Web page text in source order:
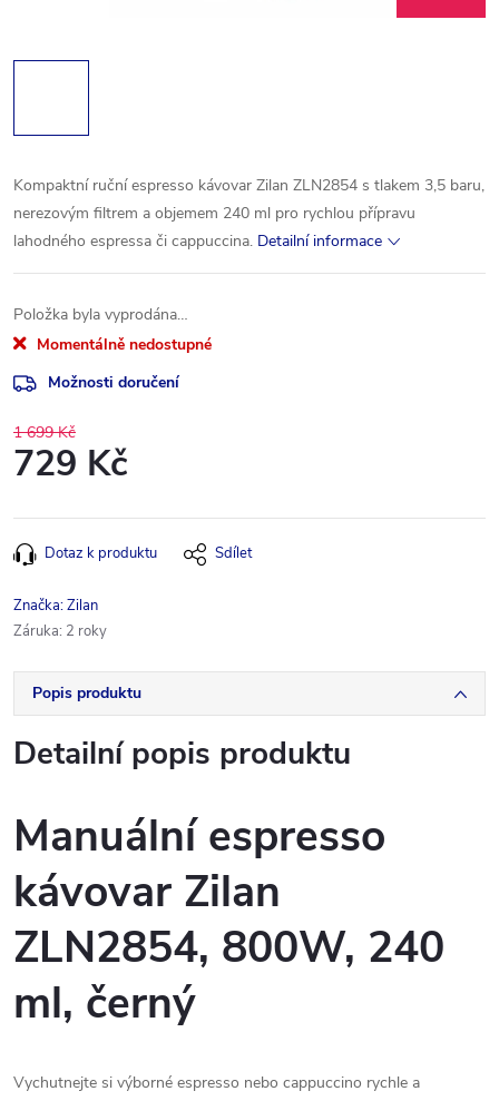
Kompaktní ruční espresso kávovar Zilan ZLN2854 s tlakem 3,5 baru,
nerezovým filtrem a objemem 240 ml pro rychlou přípravu
lahodného espressa či cappuccina. Detailní informace
Položka byla vyprodána…
Momentálně nedostupné
Možnosti doručení
1 699 Kč
729 Kč
cena:
Dotaz k produktu Sdílet
Značka:Zilan
Záruka: 2 roky
Popis produktu
Detailní popis produktu
Manuální espresso
kávovar Zilan
ZLN2854, 800W, 240
ml, černý
Vychutnejte si výborné espresso nebo cappuccino rychle a